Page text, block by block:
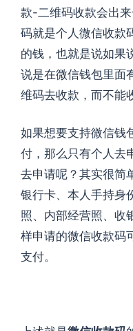
款-二维码收款会出
码就是个人微信收款
的钱，也就是说如果
说是在微信钱包里面
维码去收款，而不能
如果想要支持微信钱
付，那么只有个人去
去申请呢？其实很简
银行卡、本人手持身
照、内部经营照、收
样申请的微信收款码
支付。